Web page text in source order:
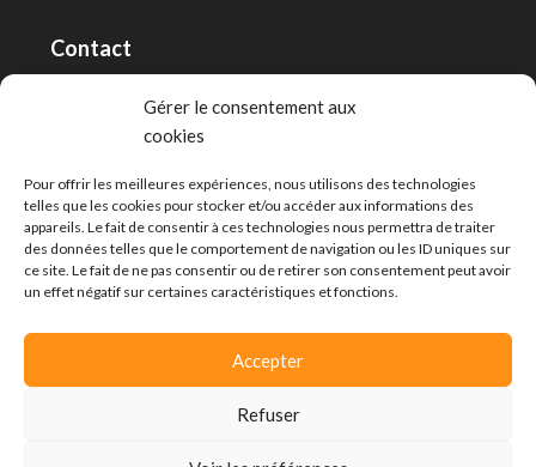
Gérer le consentement aux
cookies
Pour offrir les meilleures expériences, nous utilisons des technologies
telles que les cookies pour stocker et/ou accéder aux informations des
appareils. Le fait de consentir à ces technologies nous permettra de traiter
des données telles que le comportement de navigation ou les ID uniques sur
ce site. Le fait de ne pas consentir ou de retirer son consentement peut avoir
un effet négatif sur certaines caractéristiques et fonctions.
Accepter
Refuser
Contact
RT Capital First SA/Ltd
info@capitalfirst.ch